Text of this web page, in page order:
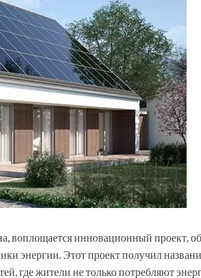
воплощается инновационный проект,
энергии. Этот проект получил
где жители не только потребляют